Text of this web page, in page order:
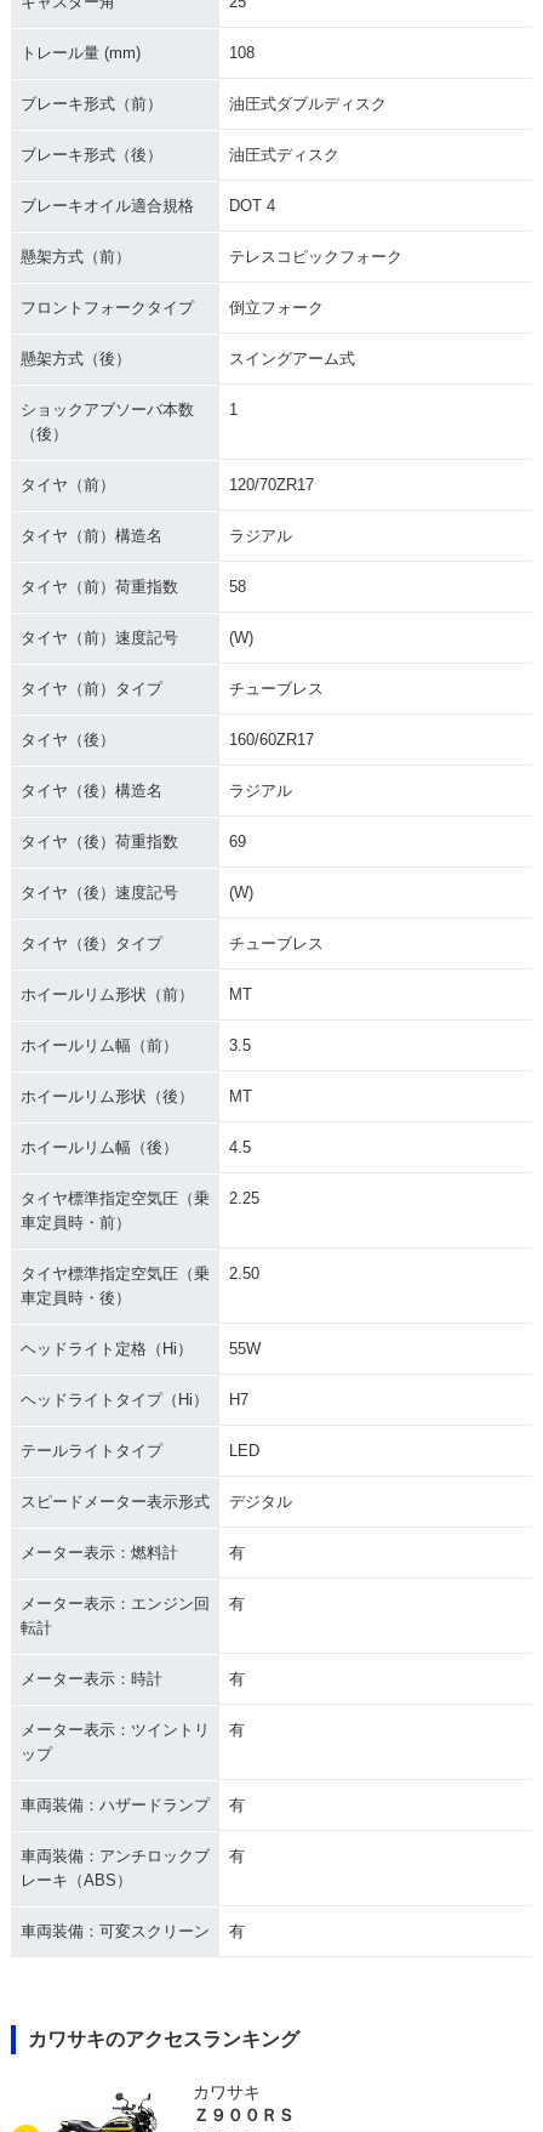
トレール量 (mm) 108
ブレーキ形式（前） 油圧式ダブルディスク
ブレーキ形式（後） 油圧式ディスク
ブレーキオイル適合規格 DOT 4
懸架方式（前） テレスコピックフォーク
フロントフォークタイプ 倒立フォーク
懸架方式（後） スイングアーム式
ショックアブソーバ本数
（後）
1
タイヤ（前） 120/70ZR17
タイヤ（前）構造名 ラジアル
タイヤ（前）荷重指数 58
タイヤ（前）速度記号 (W)
タイヤ（前）タイプ チューブレス
タイヤ（後） 160/60ZR17
タイヤ（後）構造名 ラジアル
タイヤ（後）荷重指数 69
タイヤ（後）速度記号 (W)
タイヤ（後）タイプ チューブレス
ホイールリム形状（前） MT
ホイールリム幅（前） 3.5
ホイールリム形状（後） MT
ホイールリム幅（後） 4.5
タイヤ標準指定空気圧（乗
車定員時・前）
2.25
タイヤ標準指定空気圧（乗
車定員時・後）
2.50
ヘッドライト定格（Hi） 55W
ヘッドライトタイプ（Hi） H7
テールライトタイプ LED
スピードメーター表示形式 デジタル
メーター表示：燃料計 有
メーター表示：エンジン回
転計
有
メーター表示：時計 有
メーター表示：ツイントリ
ップ
有
車両装備：ハザードランプ 有
車両装備：アンチロックブ
レーキ（ABS）
有
車両装備：可変スクリーン 有
カワサキのアクセスランキング
カワサキ
Ｚ９００ＲＳ